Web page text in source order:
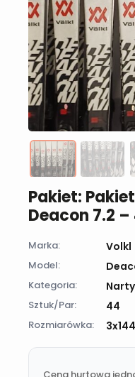
Pakiet:
Deacon 7.2 –
Marka: Volkl
Model:
Kategoria:
Sztuk/Par: 44
Rozmiarówka: